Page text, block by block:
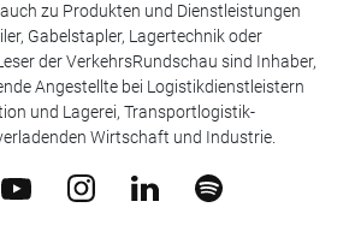
zu Produkten und Dienstleistungen
Gabelstapler, Lagertechnik oder
der VerkehrsRundschau sind Inhaber,
Angestellte bei Logistikdienstleistern
und Lagerei, Transportlogistik-
Wirtschaft und Industrie.